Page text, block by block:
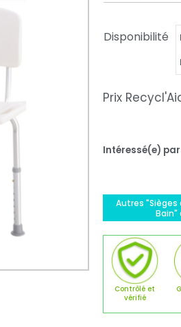
Disponibilité
Prix
Intéressé(e)
Autres "Sièges
Bain"
Contrôlé et
vérifié